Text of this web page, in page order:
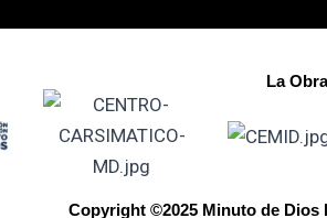
La
Copyright ©2025 Minuto de